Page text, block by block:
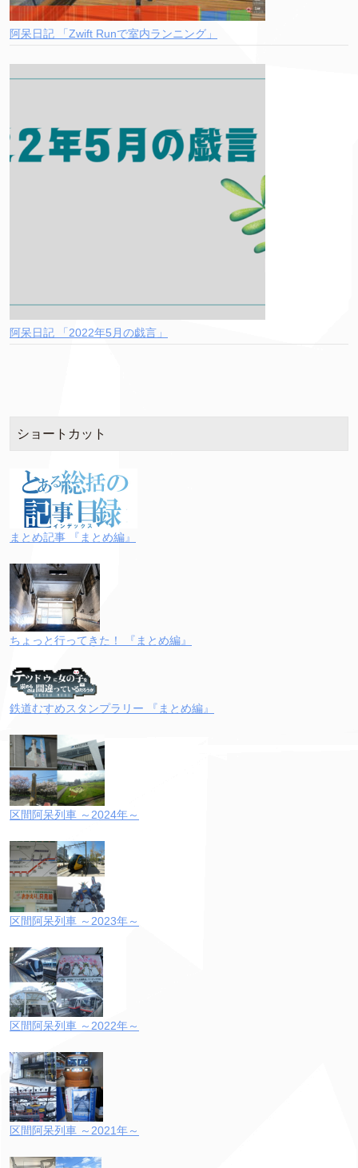
阿呆日記 「Zwift Runで室内ランニング」
阿呆日記 「2022年5月の戯言」
ショートカット
まとめ記事 『まとめ編』
ちょっと行ってきた！ 『まとめ編』
鉄道むすめスタンプラリー 『まとめ編』
区間阿呆列車 ～2024年～
区間阿呆列車 ～2023年～
区間阿呆列車 ～2022年～
区間阿呆列車 ～2021年～